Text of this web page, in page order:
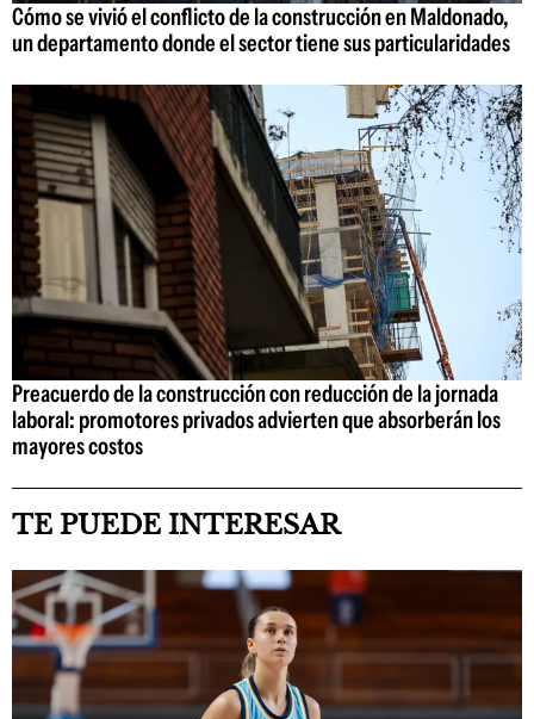
Cómo se vivió el conflicto de la construcción en Maldonado,
un departamento donde el sector tiene sus particularidades
Preacuerdo de la construcción con reducción de la jornada
laboral: promotores privados advierten que absorberán los
mayores costos
TE PUEDE INTERESAR